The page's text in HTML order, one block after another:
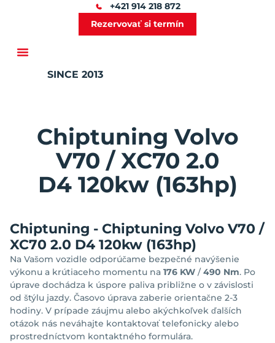
+421 914 218 872
Rezervovať si termín
SINCE 2013
Chiptuning Volvo
V70 / XC70 2.0
D4 120kw (163hp)
Chiptuning - Chiptuning Volvo V70 /
XC70 2.0 D4 120kw (163hp)
Na Vašom vozidle odporúčame bezpečné navýšenie
výkonu a krútiaceho momentu na 176 KW /490 Nm. Po
úprave dochádza k úspore paliva približne o v závislosti
od štýlu jazdy. Časovo úprava zaberie orientačne 2-3
hodiny. V prípade záujmu alebo akýchkoľvek ďalších
otázok nás neváhajte kontaktovať telefonicky alebo
prostredníctvom kontaktného formulára.